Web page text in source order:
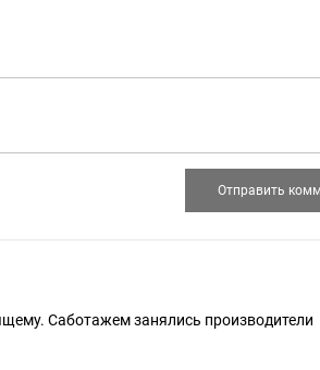
Саботажем занялись производители